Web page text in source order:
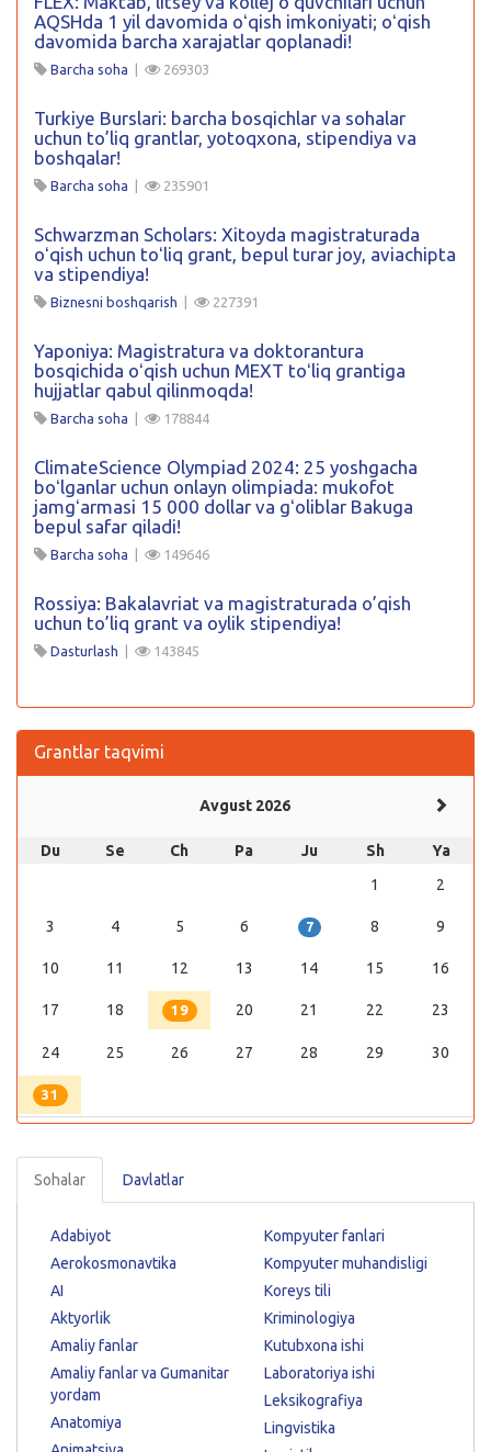
AQSHda 1 yil davomida oʻqish imkoniyati; oʻqish
davomida barcha xarajatlar qoplanadi!
Barcha soha | 269303
Turkiye Burslari: barcha bosqichlar va sohalar
uchun to’liq grantlar, yotoqxona, stipendiya va
boshqalar!
Barcha soha | 235901
Schwarzman Scholars: Xitoyda magistraturada
oʻqish uchun toʻliq grant, bepul turar joy, aviachipta
va stipendiya!
Biznesni boshqarish | 227391
Yaponiya: Magistratura va doktorantura
bosqichida oʻqish uchun MEXT toʻliq grantiga
hujjatlar qabul qilinmoqda!
Barcha soha | 178844
ClimateScience Olympiad 2024: 25 yoshgacha
boʻlganlar uchun onlayn olimpiada: mukofot
jamgʻarmasi 15 000 dollar va gʻoliblar Bakuga
bepul safar qiladi!
Barcha soha | 149646
Rossiya: Bakalavriat va magistraturada o’qish
uchun to’liq grant va oylik stipendiya!
Dasturlash | 143845
Grantlar taqvimi
Avgust 2026
Du Se Ch Pa Ju Sh
Ya
1
2
3 4 5 6 7 8 9
10 11 12 13 14 15 16
17 18 19 20 21 22 23
24 25 26 27 28 29 30
31
Sohalar Davlatlar
Adabiyot
Aerokosmonavtika
AI
Aktyorlik
Amaliy fanlar
Amaliy fanlar va Gumanitar
yordam
Anatomiya
Kompyuter fanlari
Kompyuter muhandisligi
Koreys tili
Kriminologiya
Kutubxona ishi
Laboratoriya ishi
Leksikografiya
Lingvistika